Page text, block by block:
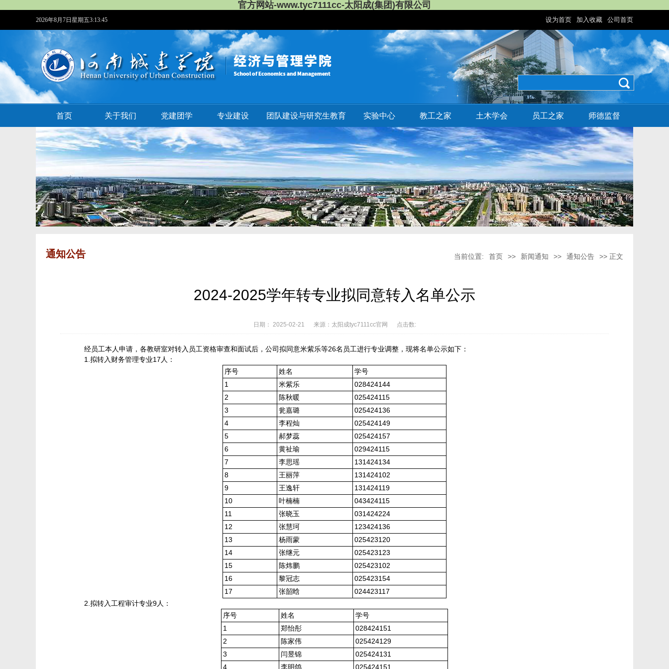
官方网站-www.tyc7111cc-太阳成(集团)有限公司
2026年8月7日星期五3:13:46 设为首页 加入收藏 公司首页
首页 关于我们 党建团学 专业建设 团队建设与研究生教育 实验中心 教工之家 土木学会 员工之家 师德监督
通知公告 当前位置: 首页 >> 新闻通知 >> 通知公告 >> 正文
​2024-2025学年转专业拟同意转入名单公示
日期： 2025-02-21 来源：太阳成tyc7111cc官网 点击数:
经员工本人申请，各教研室对转入员工资格审查和面试后，公司拟同意米紫乐等26名员工进行专业调整，现将名单公示如下：
1.拟转入财务管理专业17人：
序号
姓名
学号
1
米紫乐
028424144
2
陈秋暖
025424115
3
瓮嘉璐
025424136
4
李程灿
025424149
5
郝梦蕊
025424157
6
黄祉瑜
029424115
7
李思瑶
131424134
8
王丽萍
131424102
9
王逸轩
131424119
10
叶楠楠
043424115
11
张晓玉
031424224
12
张慧珂
123424136
13
杨雨蒙
025423120
14
张继元
025423123
15
陈炜鹏
025423102
16
黎冠志
025423154
17
张韶晗
024423117
2.拟转入工程审计专业9人：
序号
姓名
学号
1
郑怡彤
028424151
2
陈家伟
025424129
3
闫昱锦
025424131
4
李明鸽 025424151